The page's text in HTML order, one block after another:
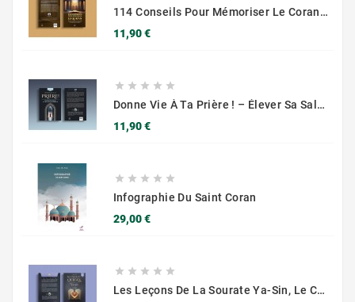
114 Conseils Pour Mémoriser Le Coran, Un Mode D'emploi Pour Devenir Un Compagnon Du Qur'an - Muslim City
11,90 €Prix
    
Donne Vie À Ta Prière ! – Élever Sa Salât Au Niveau Supérieur – Muslim City
11,90 €Prix
    
Infographie Du Saint Coran
29,00 €Prix
    
Les Leçons De La Sourate Ya-Sin, Le Coeur Du Quran - Muslim City